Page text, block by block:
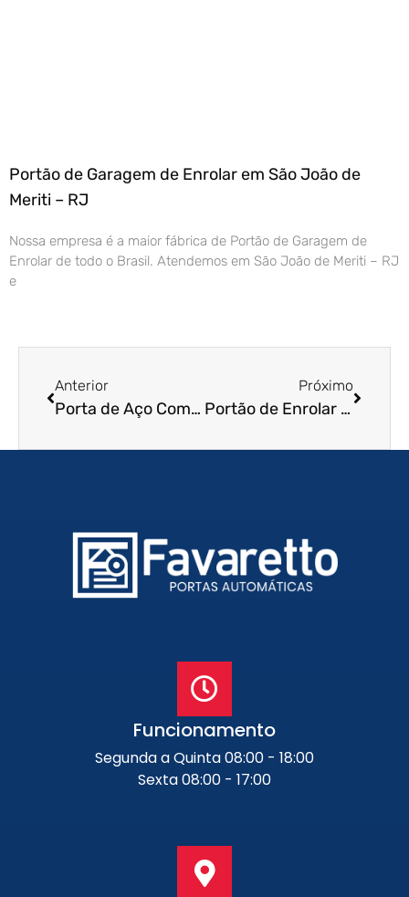
Portão de Garagem de Enrolar em São João de
Meriti – RJ
Nossa empresa é a maior fábrica de Portão de Garagem de
Enrolar de todo o Brasil. Atendemos em São João de Meriti – RJ
e
Anterior
Porta de Aço Comercial em Boa Vista – RR
Próximo
Portão de Enrolar Residencial em Araras – SP
Funcionamento
Segunda a Quinta 08:00 - 18:00
Sexta 08:00 - 17:00